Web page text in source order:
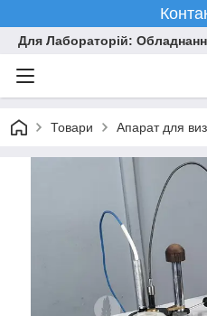
Для Лабораторій:
Товари Апарат для